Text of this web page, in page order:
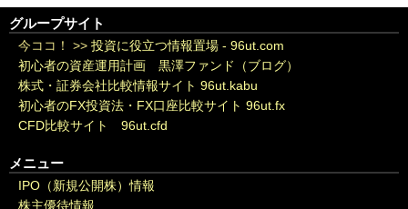
グループサイト
今ココ！ >> 投資に役立つ情報置場 - 96ut.com
初心者の資産運用計画 黒澤ファンド（ブログ）
株式・証券会社比較情報サイト 96ut.kabu
初心者のFX投資法・FX口座比較サイト 96ut.fx
CFD比較サイト 96ut.cfd
メニュー
IPO（新規公開株）情報
株主優待情報